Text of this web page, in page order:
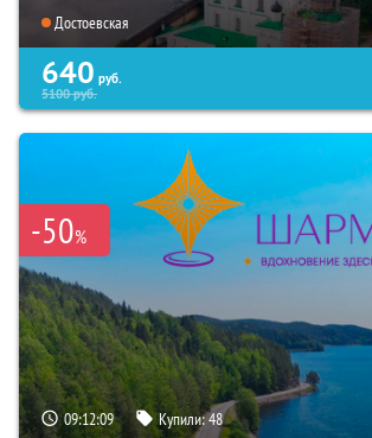
Достоевская
640 руб.
5100руб.
-50%
09:12:08 Купили:48